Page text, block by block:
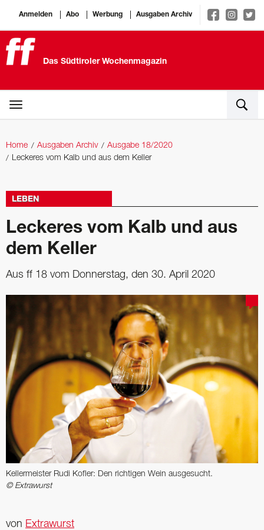
Anmelden Abo Werbung Ausgaben Archiv
Das Südtiroler Wochenmagazin
Home Ausgaben Archiv
Ausgabe 18/2020
Leckeres vom Kalb und aus dem Keller
LEBEN
Leckeres vom Kalb und aus
dem Keller
Aus ff 18 vom Donnerstag, den 30. April 2020
Kellermeister Rudi Kofler: Den richtigen Wein ausgesucht.
© Extrawurst
von Extrawurst